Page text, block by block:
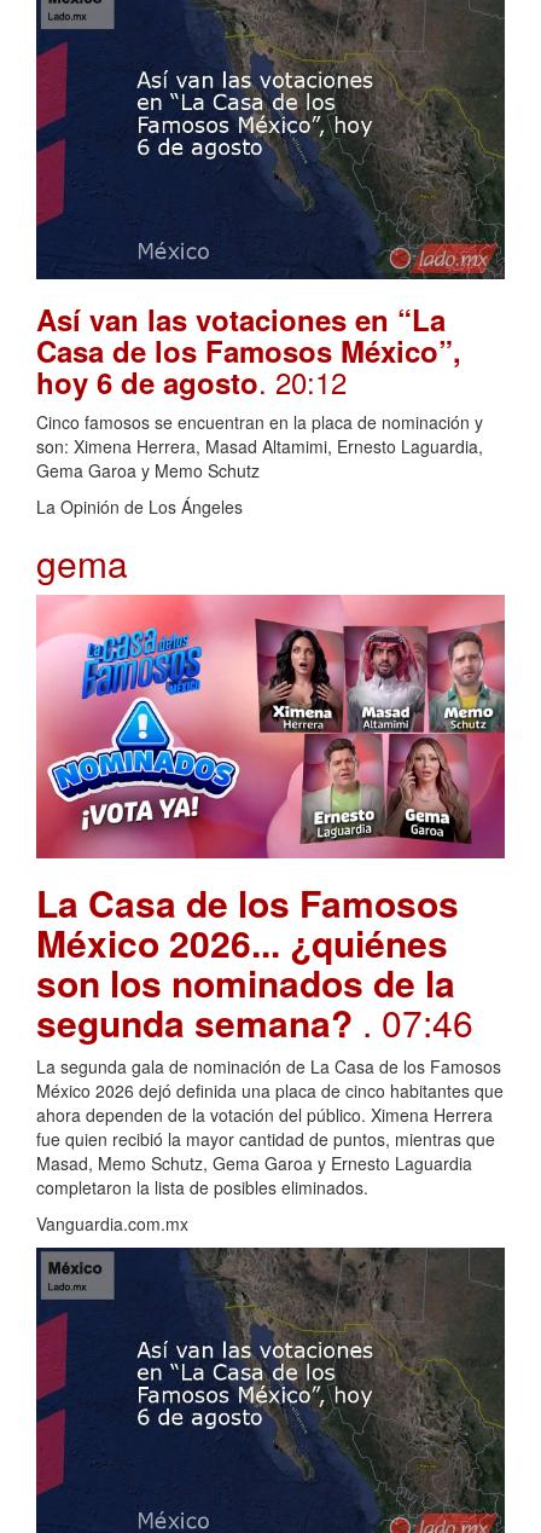
Así van las votaciones en “La
Casa de los Famosos México”,
hoy 6 de agosto. 20:12
Cinco famosos se encuentran en la placa de nominación y
son: Ximena Herrera, Masad Altamimi, Ernesto Laguardia,
Gema Garoa y Memo Schutz
La Opinión de Los Ángeles
gema
La Casa de los Famosos
México 2026... ¿quiénes
son los nominados de la
segunda semana? . 07:46
La segunda gala de nominación de La Casa de los Famosos
México 2026 dejó definida una placa de cinco habitantes que
ahora dependen de la votación del público. Ximena Herrera
fue quien recibió la mayor cantidad de puntos, mientras que
Masad, Memo Schutz, Gema Garoa y Ernesto Laguardia
completaron la lista de posibles eliminados.
Vanguardia.com.mx